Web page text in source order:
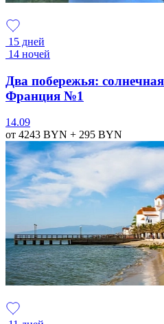
15 дней
14 ночей
Два побережья:
Франция №1
14.09
от 4243 BYN + 295 BYN